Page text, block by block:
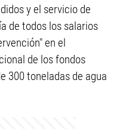
y el servicio de
de todos los salarios
en el
de los fondos
300 toneladas de agua